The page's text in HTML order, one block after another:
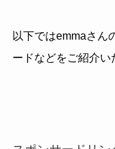
以下ではemmaさん
ードなどをご紹介い